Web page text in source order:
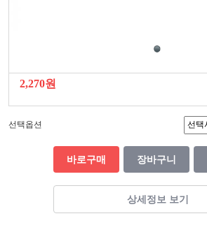
2,270원
선택옵션
바로구매 장바구니
상세정보 보기